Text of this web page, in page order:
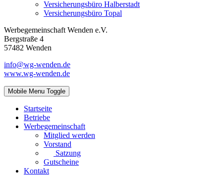
Versicherungsbüro Halberstadt
Versicherungsbüro Topal
Werbegemeinschaft Wenden e.V.
Bergstraße 4
57482 Wenden
info@wg-wenden.de
www.wg-wenden.de
Mobile Menu Toggle
Startseite
Betriebe
Werbegemeinschaft
Mitglied werden
Vorstand
Satzung
Gutscheine
Kontakt